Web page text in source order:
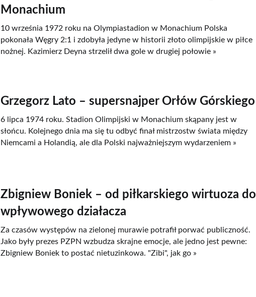
Monachium
10 września 1972 roku na Olympiastadion w Monachium Polska
pokonała Węgry 2:1 i zdobyła jedyne w historii złoto olimpijskie w piłce
nożnej. Kazimierz Deyna strzelił dwa gole w drugiej połowie »
Grzegorz Lato – supersnajper Orłów Górskiego
6 lipca 1974 roku. Stadion Olimpijski w Monachium skąpany jest w
słońcu. Kolejnego dnia ma się tu odbyć finał mistrzostw świata między
Niemcami a Holandią, ale dla Polski najważniejszym wydarzeniem »
Zbigniew Boniek – od piłkarskiego wirtuoza do
wpływowego działacza
Za czasów występów na zielonej murawie potrafił porwać publiczność.
Jako były prezes PZPN wzbudza skrajne emocje, ale jedno jest pewne:
Zbigniew Boniek to postać nietuzinkowa. "Zibi", jak go »